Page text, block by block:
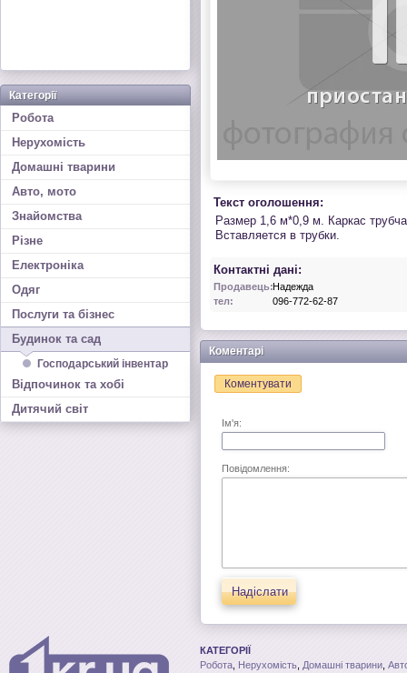
Категорії
Робота
Нерухомість
Домашні тварини
Авто, мото
Знайомства
Різне
Електроніка
Одяг
Послуги та бізнес
Будинок та сад
Господарський інвентар
Відпочинок та хобі
Дитячий світ
Текст оголошення:
Размер 1,6 м*0,9 м. Каркас
Вставляется в трубки.
Контактні дані:
Продавець:Надежда
тел:
096-772-62-87
Коментарі
Коментувати
Ім'я:
Повідомлення:
Надіслати
КАТЕГОРІЇ
Робота Нерухомість Домашні тварини